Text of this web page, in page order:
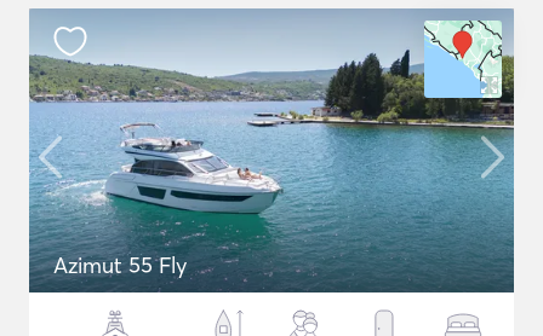
Azimut 55 Fly